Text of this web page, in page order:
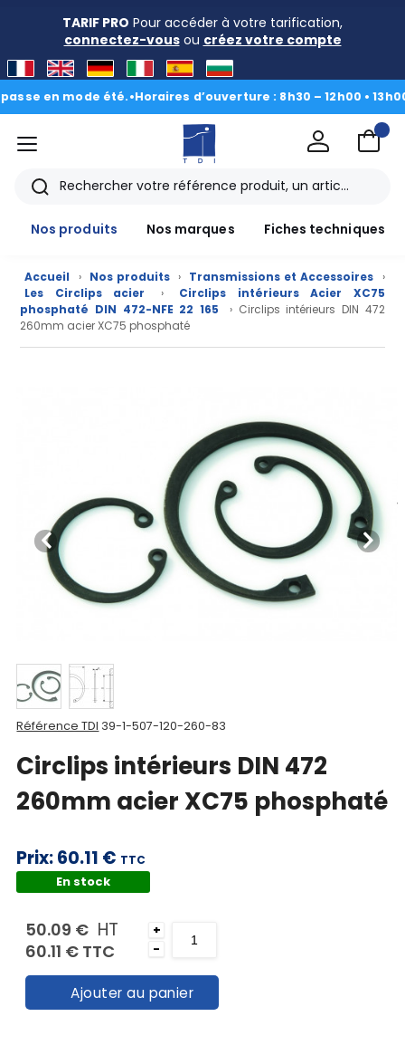
TARIF PRO Pour accéder à votre tarification,
connectez-vousou créez votre compte
en mode été.•Horaires d’ouverture : 8h30 – 12h00 • 13h00 -
CAD/3D
Nos
marques
Fiches
Catalogue
Documentations
Mon
compte
panier
Contact
menu
Rechercher
Nos produits
Nos marques Fiches techniques
Accueil › Nos produits › Transmissions et Accessoires
›
Les Circlips acier
›
Circlips intérieurs Acier XC75
phosphaté DIN 472-NFE 22 165
› Circlips intérieurs DIN 472
260mm acier XC75 phosphaté
Référence TDI 39-1-507-120-260-83
Circlips intérieurs DIN 472
260mm acier XC75 phosphaté
Prix:60.11 € TTC
En stock
50.09 € HT
60.11 € TTC
+
-
Ajouter au panier